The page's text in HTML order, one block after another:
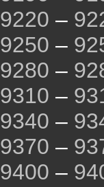
9220 –
9250 –
9280 –
9310 –
9340 –
9370 –
9400 –